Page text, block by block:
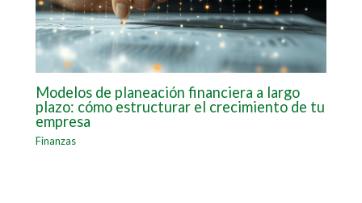
Modelos de planeación financiera a largo
plazo: cómo estructurar el crecimiento de tu
empresa
Finanzas